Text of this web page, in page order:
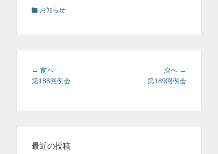
カ お知らせ
投
稿
ー
シ
← 前へ
の
第188回例会
次へ →
の
第189回例会
最近の投稿